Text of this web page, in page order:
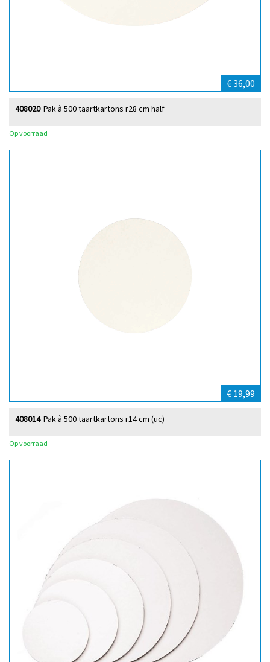
€ 36,00
Pak à 500 taartkartons r28 cm half
408020
Op voorraad
€ 19,99
Pak à 500 taartkartons r14 cm (uc)
408014
Op voorraad